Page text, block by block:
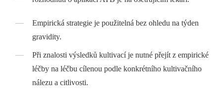
Empirická strategie je použitelná bez ohledu na týden
gravidity.
Při znalosti výsledků kultivací je nutné přejít z empirické
léčby na léčbu cílenou podle konkrétního kultivačního
nálezu a citlivosti.